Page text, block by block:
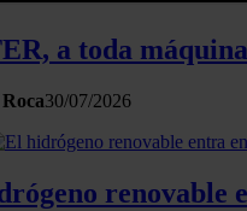
a toda
30/07/2026
renovable